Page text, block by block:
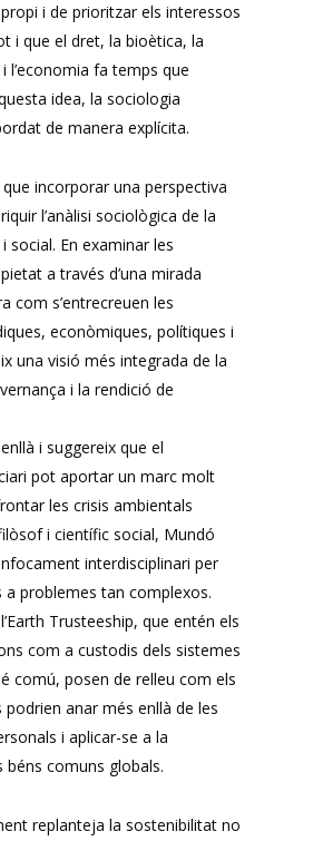
i de prioritzar els interessos
i que el dret, la bioètica, la
l’economia fa temps que
idea, la sociologia
de manera explícita.
incorporar una perspectiva
l’anàlisi sociològica de la
social. En examinar les
a través d’una mirada
com s’entrecreuen les
econòmiques, polítiques i
una visió més integrada de la
i la rendició de
i suggereix que el
pot aportar un marc molt
les crisis ambientals
i científic social, Mundó
interdisciplinari per
problemes tan complexos.
Trusteeship, que entén els
com a custodis dels sistemes
comú, posen de relleu com els
podrien anar més enllà de les
i aplicar-se a la
béns comuns globals.
replanteja la sostenibilitat no